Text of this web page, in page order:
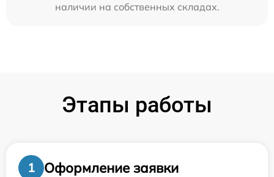
наличии на собственных складах.
Этапы работы
1
Оформление заявки